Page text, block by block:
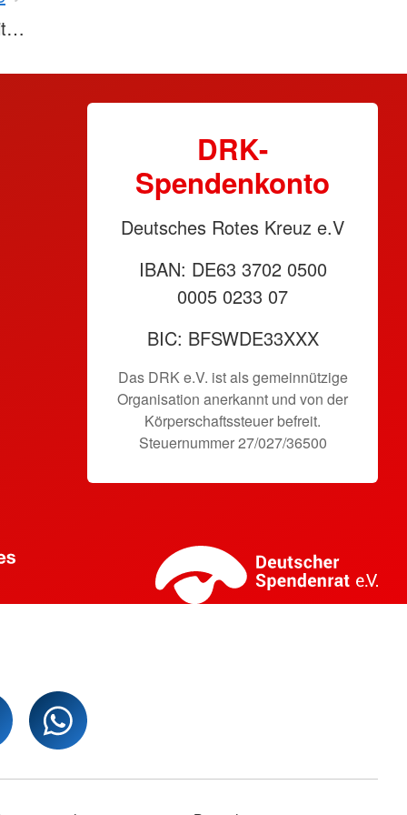
DRK-
Spendenkonto
Deutsches Rotes Kreuz e.V
IBAN: DE63 3702 0500
0005 0233 07
BIC: BFSWDE33XXX
Das DRK e.V. ist als gemeinnützige
Organisation anerkannt und von der
Körperschaftssteuer befreit.
Steuernummer 27/027/36500